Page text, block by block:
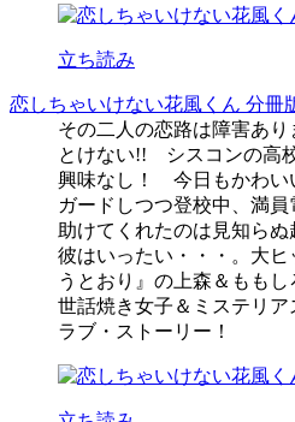
立ち読み
恋しちゃいけない花風くん 分冊
その二人の恋路は障害あ
とけない!! シスコンの高
興味なし！ 今日もかわい
ガードしつつ登校中、満
助けてくれたのは見知ら
彼はいったい・・・。大
うとおり』の上森＆ももし
世話焼き女子＆ミステリ
ラブ・ストーリー！